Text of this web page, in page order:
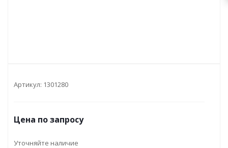
Артикул: 1301280
Цена по запросу
Уточняйте наличие